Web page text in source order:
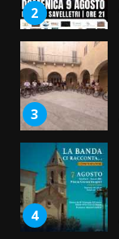
2
3
4